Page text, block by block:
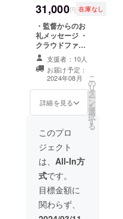
ジットを希望さ
れない方は「掲
載を希望しな
い」とご記入く
ださい。 ※メイ
キング動画の尺
は5分程度です。
ギガファイル便
のリンクをメー
ます。
インキャスト6名
のサイン入り台
本提供 ・映画本
編DVD提供 ※1冊
の台本にアキラ
100%、田口淳
之介、平野絢
規、平野翔大、
山木彩華、天海
塁計6名のサイン
を記入 ※クレ
ジットご希望の
載名をご記入く
ださい。 クレ
ジットを希望さ
れない方は「掲
載を希望しな
い」とご記入く
ださい。 ※メイ
キング動画の尺
は5分程度です。
31,000円 在庫なし
・監督からのお
礼メッセージ ・
クラウドファン
ディング用特別
オフショット
（データ） ・メ
イキング動画送
付 ・映画のクレ
ジットロールに
付（PDF） ・メ
インキャスト6名
のサイン入り台
本提供 ・映画本
編DVD提供 ・ポ
スタービジュア
ル提供(データ)
※1冊の台本にア
キラ100%、田
支援者：10人
お届け予定：
2024年08月
詳細を見る
こ
の
リ
タ
ー
ン
を
選
択
す
る
このプロ
ジェクト
は、 All-In方
式です。
目標金額に
関わらず、